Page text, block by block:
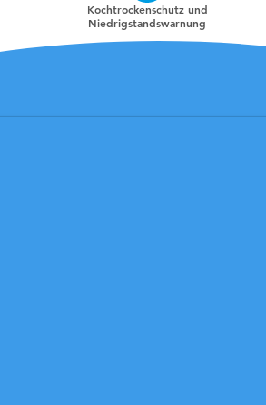
Kochtrockenschutz und
Niedrigstandswarnung